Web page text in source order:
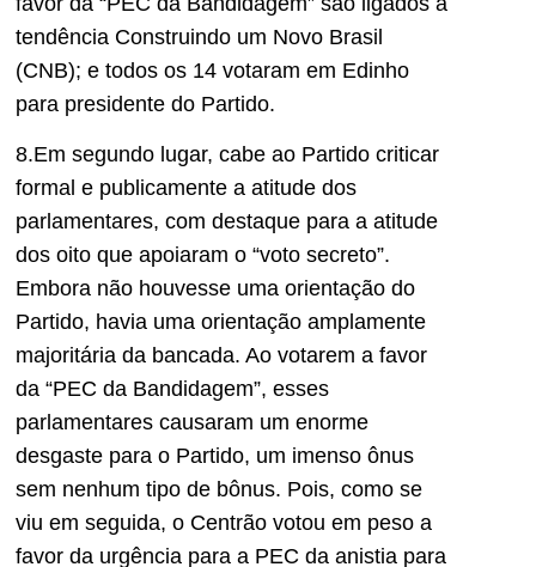
tendência Construindo um Novo Brasil
(CNB); e todos os 14 votaram em Edinho
para presidente do Partido.
8.Em segundo lugar, cabe ao Partido criticar
formal e publicamente a atitude dos
parlamentares, com destaque para a atitude
dos oito que apoiaram o “voto secreto”.
Embora não houvesse uma orientação do
Partido, havia uma orientação amplamente
majoritária da bancada. Ao votarem a favor
da “PEC da Bandidagem”, esses
parlamentares causaram um enorme
desgaste para o Partido, um imenso ônus
sem nenhum tipo de bônus. Pois, como se
viu em seguida, o Centrão votou em peso a
favor da urgência para a PEC da anistia para